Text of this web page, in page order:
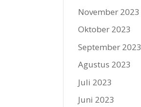
November 2023
Oktober 2023
September 2023
Agustus 2023
Juli 2023
Juni 2023